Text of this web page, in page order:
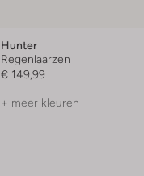
Hunter
Regenlaarzen
€ 149,99
+ meer kleuren